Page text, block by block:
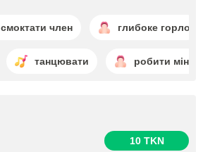
смоктати член глибоке горло
танцювати робити мінет
10 TKN